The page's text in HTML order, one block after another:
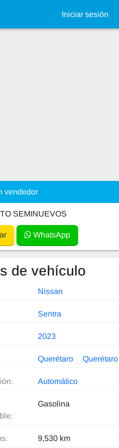
Iniciar sesión
vendedor
SEMINUEVOS
WhatsApp
de vehículo
Nissan
Sentra
2023
Querétaro Querétaro
Automático
Gasolina
9,530 km